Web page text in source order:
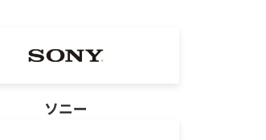
ソニー